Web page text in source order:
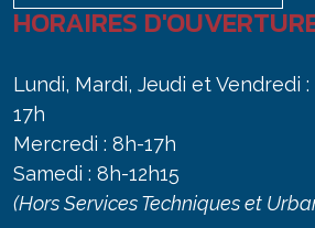
HORAIRES
Lundi, Mardi, Jeudi et Vendredi :
17h
Mercredi : 8h-17h
Samedi : 8h-12h15
(Hors Services Techniques et